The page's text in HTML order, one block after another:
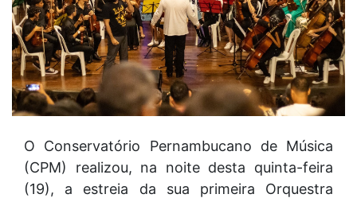
O Conservatório Pernambucano de Música
(CPM) realizou, na noite desta quinta-feira
(19), a estreia da sua primeira Orquestra